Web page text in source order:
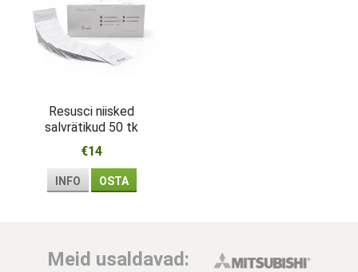
Resusci niisked
salvrätikud 50 tk
€14
INFO OSTA
Meid usaldavad: